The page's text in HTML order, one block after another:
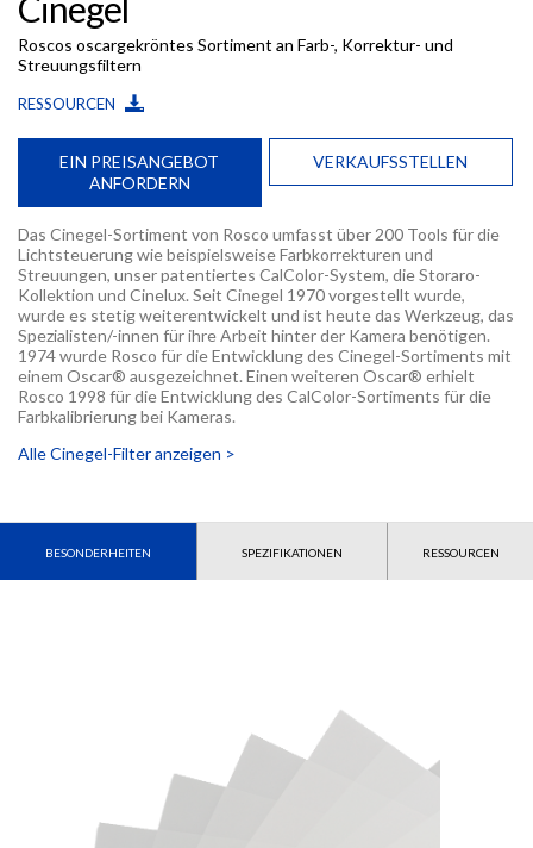
Roscos oscargekröntes Sortiment an Farb-, Korrektur- und
Streuungsfiltern
RESSOURCEN
EIN PREISANGEBOT
ANFORDERN
VERKAUFSSTELLEN
Das Cinegel-Sortiment von Rosco umfasst über 200 Tools für die
Lichtsteuerung wie beispielsweise Farbkorrekturen und
Streuungen, unser patentiertes CalColor-System, die Storaro-
Kollektion und Cinelux. Seit Cinegel 1970 vorgestellt wurde,
wurde es stetig weiterentwickelt und ist heute das Werkzeug, das
Spezialisten/-innen für ihre Arbeit hinter der Kamera benötigen.
1974 wurde Rosco für die Entwicklung des Cinegel-Sortiments mit
einem Oscar® ausgezeichnet. Einen weiteren Oscar® erhielt
Rosco 1998 für die Entwicklung des CalColor-Sortiments für die
Farbkalibrierung bei Kameras.
Alle Cinegel-Filter anzeigen >
BESONDERHEITEN SPEZIFIKATIONEN RESSOURCEN